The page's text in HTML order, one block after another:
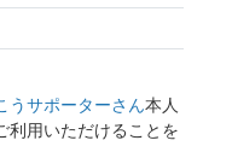
うサポーターさん本人
利用いただけることを